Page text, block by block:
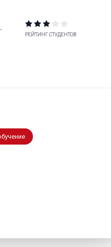
РЕЙТИНГ СТУДЕНТОВ